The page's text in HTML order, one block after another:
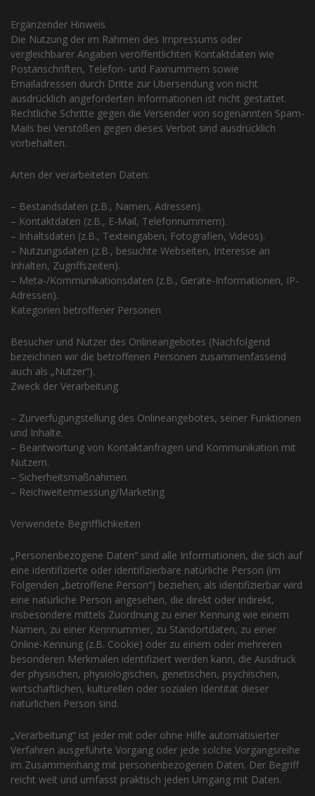
Ergänzender Hinweis
Die Nutzung der im Rahmen des Impressums oder
vergleichbarer Angaben veröffentlichten Kontaktdaten wie
Postanschriften, Telefon- und Faxnummern sowie
Emailadressen durch Dritte zur Übersendung von nicht
ausdrücklich angeforderten Informationen ist nicht gestattet.
Rechtliche Schritte gegen die Versender von sogenannten Spam-
Mails bei Verstößen gegen dieses Verbot sind ausdrücklich
vorbehalten.
Arten der verarbeiteten Daten:
– Bestandsdaten (z.B., Namen, Adressen).
– Kontaktdaten (z.B., E-Mail, Telefonnummern).
– Inhaltsdaten (z.B., Texteingaben, Fotografien, Videos).
– Nutzungsdaten (z.B., besuchte Webseiten, Interesse an
Inhalten, Zugriffszeiten).
– Meta-/Kommunikationsdaten (z.B., Geräte-Informationen, IP-
Adressen).
Kategorien betroffener Personen
Besucher und Nutzer des Onlineangebotes (Nachfolgend
bezeichnen wir die betroffenen Personen zusammenfassend
auch als „Nutzer“).
Zweck der Verarbeitung
– Zurverfügungstellung des Onlineangebotes, seiner Funktionen
und Inhalte.
– Beantwortung von Kontaktanfragen und Kommunikation mit
Nutzern.
– Sicherheitsmaßnahmen.
– Reichweitenmessung/Marketing
Verwendete Begrifflichkeiten
„Personenbezogene Daten“ sind alle Informationen, die sich auf
eine identifizierte oder identifizierbare natürliche Person (im
Folgenden „betroffene Person“) beziehen; als identifizierbar wird
eine natürliche Person angesehen, die direkt oder indirekt,
insbesondere mittels Zuordnung zu einer Kennung wie einem
Namen, zu einer Kennnummer, zu Standortdaten, zu einer
Online-Kennung (z.B. Cookie) oder zu einem oder mehreren
besonderen Merkmalen identifiziert werden kann, die Ausdruck
der physischen, physiologischen, genetischen, psychischen,
wirtschaftlichen, kulturellen oder sozialen Identität dieser
natürlichen Person sind.
„Verarbeitung“ ist jeder mit oder ohne Hilfe automatisierter
Verfahren ausgeführte Vorgang oder jede solche Vorgangsreihe
im Zusammenhang mit personenbezogenen Daten. Der Begriff
reicht weit und umfasst praktisch jeden Umgang mit Daten.